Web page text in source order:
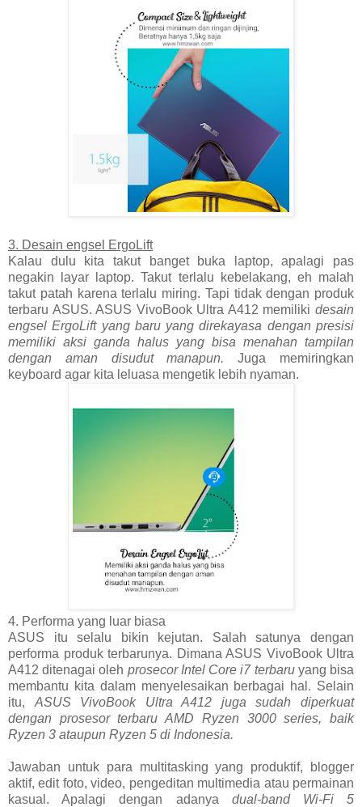
3. Desain engsel ErgoLift
Kalau dulu kita takut banget buka laptop, apalagi pas
negakin layar laptop. Takut terlalu kebelakang, eh malah
takut patah karena terlalu miring. Tapi tidak dengan produk
terbaru ASUS. ASUS VivoBook Ultra A412 memiliki desain
engsel ErgoLift yang baru yang direkayasa dengan presisi
memiliki aksi ganda halus yang bisa menahan tampilan
dengan aman disudut manapun. Juga memiringkan
keyboard agar kita leluasa mengetik lebih nyaman.
4. Performa yang luar biasa
ASUS itu selalu bikin kejutan. Salah satunya dengan
performa produk terbarunya. Dimana ASUS VivoBook Ultra
A412 ditenagai oleh prosecor Intel Core i7 terbaruyang bisa
membantu kita dalam menyelesaikan berbagai hal. Selain
itu, ASUS VivoBook Ultra A412 juga sudah diperkuat
dengan prosesor terbaru AMD Ryzen 3000 series, baik
Ryzen 3 ataupun Ryzen 5 di Indonesia.
Jawaban untuk para multitasking yang produktif, blogger
aktif, edit foto, video, pengeditan multimedia atau permainan
kasual. Apalagi dengan adanya dual-band Wi-Fi 5